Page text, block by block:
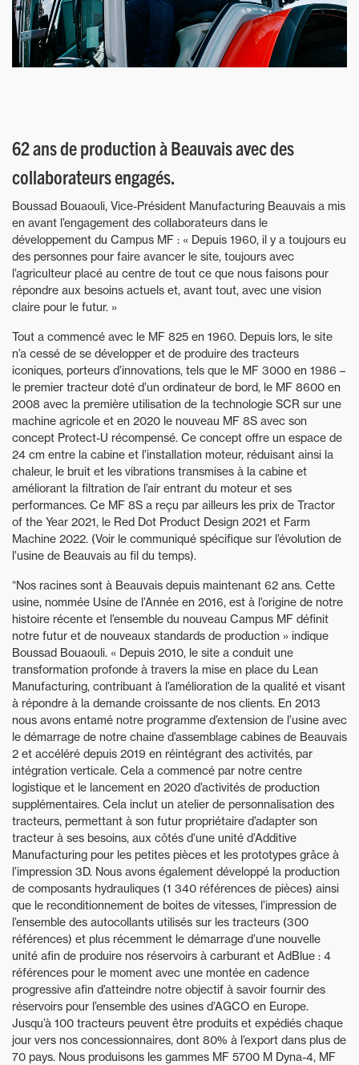
62 ans de production à Beauvais avec des
collaborateurs engagés.
Boussad Bouaouli, Vice-Président Manufacturing Beauvais a mis
en avant l’engagement des collaborateurs dans le
développement du Campus MF : « Depuis 1960, il y a toujours eu
des personnes pour faire avancer le site, toujours avec
l’agriculteur placé au centre de tout ce que nous faisons pour
répondre aux besoins actuels et, avant tout, avec une vision
claire pour le futur. »
Tout a commencé avec le MF 825 en 1960. Depuis lors, le site
n’a cessé de se développer et de produire des tracteurs
iconiques, porteurs d’innovations, tels que le MF 3000 en 1986 –
le premier tracteur doté d’un ordinateur de bord, le MF 8600 en
2008 avec la première utilisation de la technologie SCR sur une
machine agricole et en 2020 le nouveau MF 8S avec son
concept Protect-U récompensé. Ce concept offre un espace de
24 cm entre la cabine et l’installation moteur, réduisant ainsi la
chaleur, le bruit et les vibrations transmises à la cabine et
améliorant la filtration de l’air entrant du moteur et ses
performances. Ce MF 8S a reçu par ailleurs les prix de Tractor
of the Year 2021, le Red Dot Product Design 2021 et Farm
Machine 2022. (Voir le communiqué spécifique sur l’évolution de
l’usine de Beauvais au fil du temps).
“Nos racines sont à Beauvais depuis maintenant 62 ans. Cette
usine, nommée Usine de l’Année en 2016, est à l’origine de notre
histoire récente et l’ensemble du nouveau Campus MF définit
notre futur et de nouveaux standards de production » indique
Boussad Bouaouli. « Depuis 2010, le site a conduit une
transformation profonde à travers la mise en place du Lean
Manufacturing, contribuant à l’amélioration de la qualité et visant
à répondre à la demande croissante de nos clients. En 2013
nous avons entamé notre programme d’extension de l’usine avec
le démarrage de notre chaine d’assemblage cabines de Beauvais
2 et accéléré depuis 2019 en réintégrant des activités, par
intégration verticale. Cela a commencé par notre centre
logistique et le lancement en 2020 d’activités de production
supplémentaires. Cela inclut un atelier de personnalisation des
tracteurs, permettant à son futur propriétaire d’adapter son
tracteur à ses besoins, aux côtés d’une unité d’Additive
Manufacturing pour les petites pièces et les prototypes grâce à
l’impression 3D. Nous avons également développé la production
de composants hydrauliques (1 340 références de pièces) ainsi
que le reconditionnement de boites de vitesses, l’impression de
l’ensemble des autocollants utilisés sur les tracteurs (300
références) et plus récemment le démarrage d’une nouvelle
unité afin de produire nos réservoirs à carburant et AdBlue : 4
références pour le moment avec une montée en cadence
progressive afin d’atteindre notre objectif à savoir fournir des
réservoirs pour l’ensemble des usines d’AGCO en Europe.
Jusqu’à 100 tracteurs peuvent être produits et expédiés chaque
jour vers nos concessionnaires, dont 80% à l’export dans plus de
70 pays. Nous produisons les gammes MF 5700 M Dyna-4, MF